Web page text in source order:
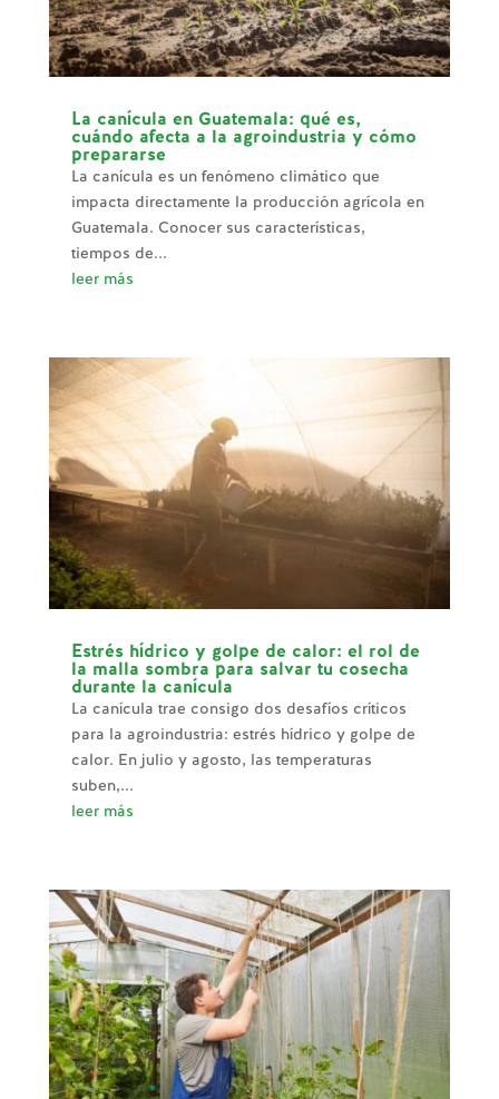
La canícula en Guatemala: qué es,
cuándo afecta a la agroindustria y cómo
prepararse
La canícula es un fenómeno climático que
impacta directamente la producción agrícola en
Guatemala. Conocer sus características,
tiempos de...
leer más
Estrés hídrico y golpe de calor: el rol de
la malla sombra para salvar tu cosecha
durante la canícula
La canícula trae consigo dos desafíos críticos
para la agroindustria: estrés hídrico y golpe de
calor. En julio y agosto, las temperaturas
suben,...
leer más